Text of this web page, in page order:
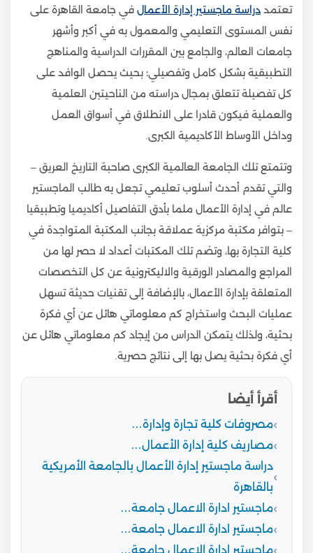
تعتمد دراسة ماجستير إدارة الأعمال في جامعة القاهرة على
نفس المستوى التعليمي والمعمول به في أكبر وأشهر
جامعات العالم، والجامع بين المقررات الدراسية والمناهج
التطبيقية بشكل كامل وتفصيلي؛ بحيث يحصل الوافد على
كل تفصيلة تتعلق بمجال دراسته من الناحيتبن العلمية
والعملية فيكون قادرا على الانطلاق في أسواق العمل
وداخل الأوساط الأكاديمية الكبرى.
وتتمتع تلك الجامعة العالمية الكبرى صاحبة التاريخ العريق –
والتي تقدم أحدث أسلوب تعليمي تجعل به طالب الماجستير
عالم في إدارة الأعمال ملما بأدق التفاصيل أكاديميا وتطبيقيا
– بتوافر مكتبة مركزية عملاقة بجانب المكتبة المتواجدة في
كلية التجارة بها، وتضم تلك المكتبات أعداد لا حصر لها من
المراجع والمصادر الورقية والاليكترونية عن كل التخصصات
المتعلقة بإدارة الأعمال، بالإضافة إلى تقنيات حديثة تسهل
عمليات البحث واستخراج كم معلوماتي هائل عن أي فكرة
بحثية، ولذلك يتمكن الدراس من إيجاد كم معلوماتي هائل عن
أي فكرة بحثية يصل بها إلى نتائج حصرية.
أقرأ أيضا
مصروفات كلية تجارة وإدارة…
مصاريف كلية إدارة الأعمال…
دراسة ماجستير إدارة الأعمال بالجامعة الأمريكية
بالقاهرة
ماجستير ادارة الاعمال جامعة…
ماجستير ادارة الاعمال جامعة…
ماجستير ادارة الاعمال جامعة…